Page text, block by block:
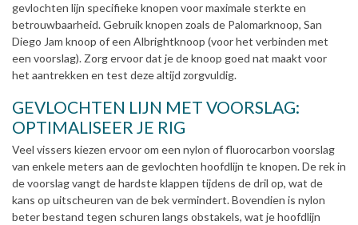
gevlochten lijn specifieke knopen voor maximale sterkte en
betrouwbaarheid. Gebruik knopen zoals de Palomarknoop, San
Diego Jam knoop of een Albrightknoop (voor het verbinden met
een voorslag). Zorg ervoor dat je de knoop goed nat maakt voor
het aantrekken en test deze altijd zorgvuldig.
GEVLOCHTEN LIJN MET VOORSLAG:
OPTIMALISEER JE RIG
Veel vissers kiezen ervoor om een nylon of fluorocarbon voorslag
van enkele meters aan de gevlochten hoofdlijn te knopen. De rek in
de voorslag vangt de hardste klappen tijdens de dril op, wat de
kans op uitscheuren van de bek vermindert. Bovendien is nylon
beter bestand tegen schuren langs obstakels, wat je hoofdlijn